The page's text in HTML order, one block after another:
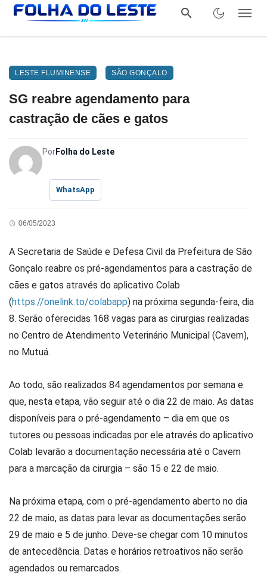
LESTE FLUMINENSE SÃO GONÇALO
SG reabre agendamento para
castração de cães e gatos
PorFolha do Leste
WhatsApp
06/05/2023
A Secretaria de Saúde e Defesa Civil da Prefeitura de São
Gonçalo reabre os pré-agendamentos para a castração de
cães e gatos através do aplicativo Colab
(https://onelink.to/colabapp) na próxima segunda-feira, dia
8. Serão oferecidas 168 vagas para as cirurgias realizadas
no Centro de Atendimento Veterinário Municipal (Cavem),
no Mutuá.
Ao todo, são realizados 84 agendamentos por semana e
que, nesta etapa, vão seguir até o dia 22 de maio. As datas
disponíveis para o pré-agendamento – dia em que os
tutores ou pessoas indicadas por ele através do aplicativo
Colab levarão a documentação necessária até o Cavem
para a marcação da cirurgia – são 15 e 22 de maio.
Na próxima etapa, com o pré-agendamento aberto no dia
22 de maio, as datas para levar as documentações serão
29 de maio e 5 de junho. Deve-se chegar com 10 minutos
de antecedência. Datas e horários retroativos não serão
agendados ou remarcados.